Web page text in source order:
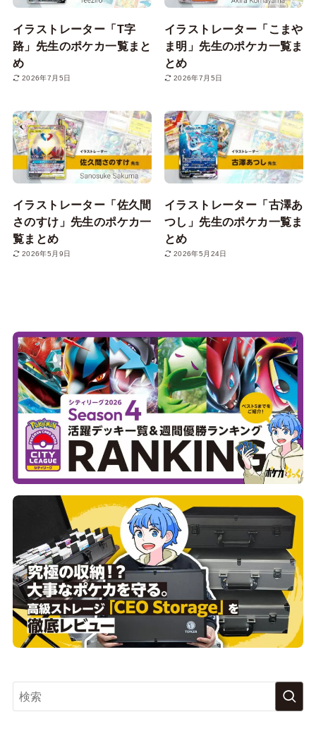
イラストレーター「T字
路」先生のポケカ一覧まと
め
2026年7月5日
イラストレーター「こまや
ま明」先生のポケカ一覧ま
とめ
2026年7月5日
イラストレーター「佐久間
さのすけ」先生のポケカ一
覧まとめ
2026年5月9日
イラストレーター「古澤あ
つし」先生のポケカ一覧ま
とめ
2026年5月24日